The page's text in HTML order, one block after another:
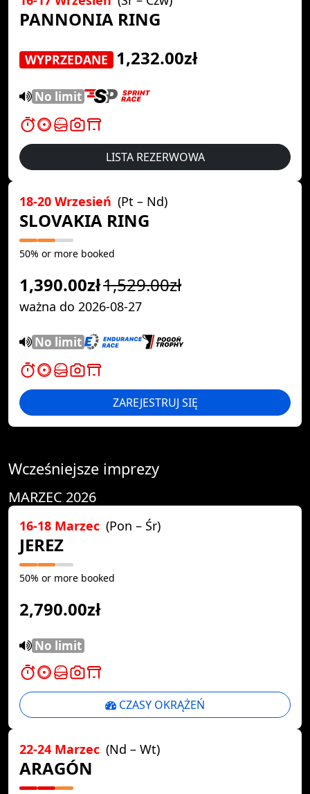
PANNONIA RING
WYPRZEDANE 1,232.00zł
No limit
LISTA REZERWOWA
18-20 Wrzesień (Pt – Nd)
SLOVAKIA RING
50% or more booked
1,390.00zł1,529.00zł
ważna do 2026-08-27
No limit
ZAREJESTRUJ SIĘ
Wcześniejsze imprezy
MARZEC 2026
16-18 Marzec (Pon – Śr)
JEREZ
50% or more booked
2,790.00zł
No limit
CZASY OKRĄŻEŃ
22-24 Marzec (Nd – Wt)
ARAGÓN